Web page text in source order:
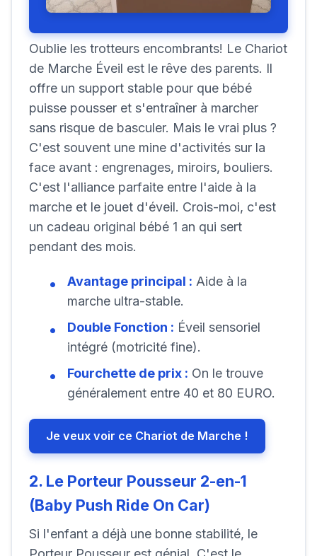
Oublie les trotteurs encombrants! Le Chariot
de Marche Éveil est le rêve des parents. Il
offre un support stable pour que bébé
puisse pousser et s'entraîner à marcher
sans risque de basculer. Mais le vrai plus ?
C'est souvent une mine d'activités sur la
face avant : engrenages, miroirs, bouliers.
C'est l'alliance parfaite entre l'aide à la
marche et le jouet d'éveil. Crois-moi, c'est
un cadeau original bébé 1 an qui sert
pendant des mois.
Avantage principal : Aide à la
marche ultra-stable.
Double Fonction : Éveil sensoriel
intégré (motricité fine).
Fourchette de prix : On le trouve
généralement entre 40 et 80 EURO.
Je veux voir ce Chariot de Marche !
2. Le Porteur Pousseur 2-en-1
(Baby Push Ride On Car)
Si l'enfant a déjà une bonne stabilité, le